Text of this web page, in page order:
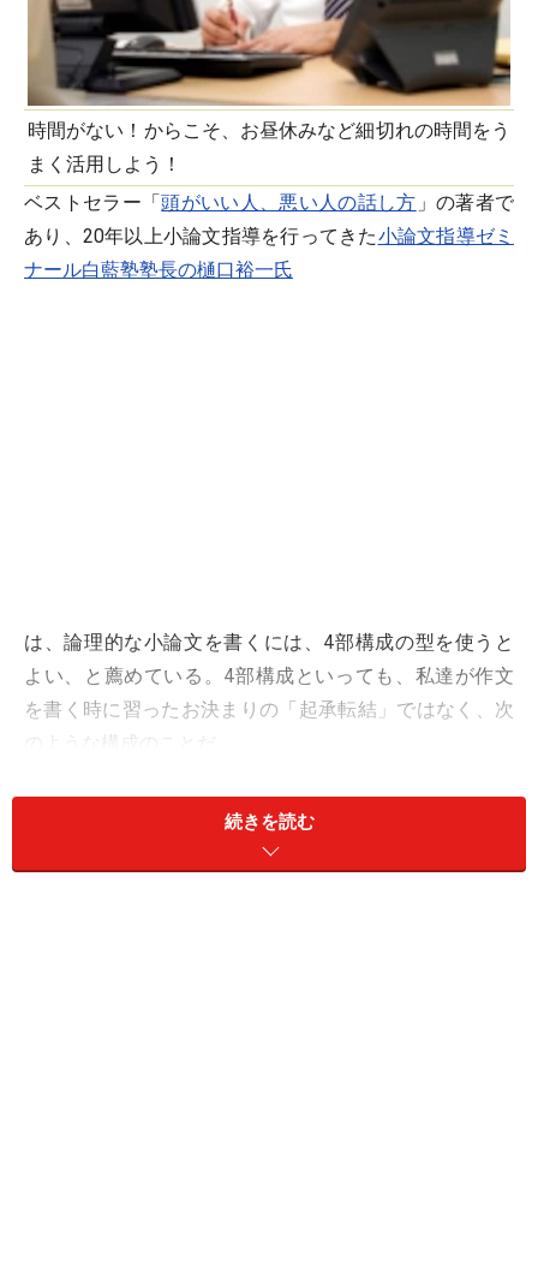
時間がない！からこそ、お昼休みなど細切れの時間をう
まく活用しよう！
ベストセラー「頭がいい人、悪い人の話し方 」の著者で
あり、20年以上小論文指導を行ってきた小論文指導ゼミ
ナール白藍塾塾長の樋口裕一氏
は、論理的な小論文を書くには、4部構成の型を使うと
よい、と薦めている。4部構成といっても、私達が作文
を書く時に習ったお決まりの「起承転結」ではなく、次
のような構成のことだ。
【第3部】展開
続きを読む